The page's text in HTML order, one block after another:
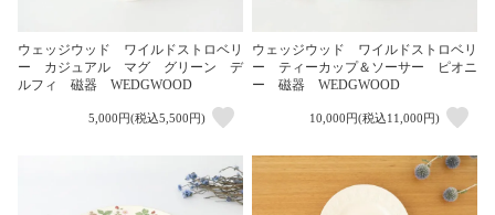
ウェッジウッド ワイルドストロベリ
ー カジュアル マグ グリーン デ
ルフィ 磁器 WEDGWOOD
5,000円(税込5,500円)
ウェッジウッド ワイルドストロベリ
ー ティーカップ＆ソーサー ピオニ
ー 磁器 WEDGWOOD
10,000円(税込11,000円)